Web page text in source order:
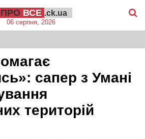
ПРО ВСЕ .ck.ua
06 серпня, 2026
сапер з Умані
територій